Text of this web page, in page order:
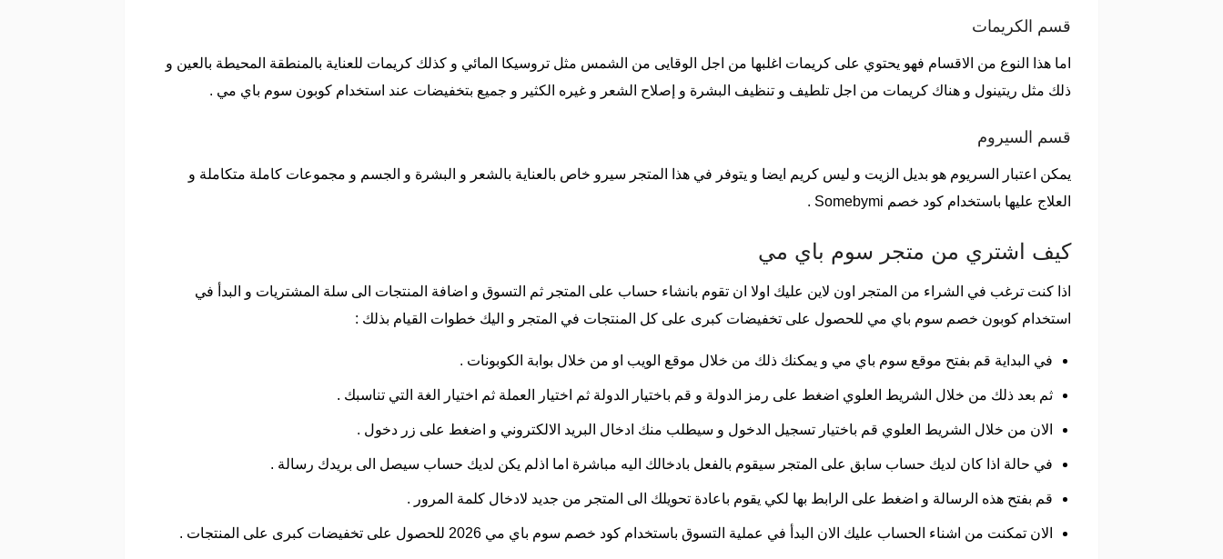
قسم الكريمات
اما هذا النوع من الاقسام فهو يحتوي على كريمات اغلبها من اجل الوقايى من الشمس مثل تروسيكا المائي و كذلك كريمات للعناية بالمنطقة المحيطة بالعين و
ذلك مثل ريتينول و هناك كريمات من اجل تلطيف و تنظيف البشرة و إصلاح الشعر و غيره الكثير و جميع بتخفيضات عند استخدام كوبون سوم باي مي .
قسم السيروم
يمكن اعتبار السريوم هو بديل الزيت و ليس كريم ايضا و يتوفر في هذا المتجر سيرو خاص بالعناية بالشعر و البشرة و الجسم و مجموعات كاملة متكاملة و
العلاج عليها باستخدام كود خصم Somebymi .
كيف اشتري من متجر سوم باي مي
اذا كنت ترغب في الشراء من المتجر اون لاين عليك اولا ان تقوم بانشاء حساب على المتجر ثم التسوق و اضافة المنتجات الى سلة المشتريات و البدأ في
استخدام كوبون خصم سوم باي مي للحصول على تخفيضات كبرى على كل المنتجات في المتجر و اليك خطوات القيام بذلك :
في البداية قم بفتح موقع سوم باي مي و يمكنك ذلك من خلال موقع الويب او من خلال بوابة الكوبونات .
ثم بعد ذلك من خلال الشريط العلوي اضغط على رمز الدولة و قم باختيار الدولة ثم اختيار العملة ثم اختيار الغة التي تناسبك .
الان من خلال الشريط العلوي قم باختيار تسجيل الدخول و سيطلب منك ادخال البريد الالكتروني و اضغط على زر دخول .
في حالة اذا كان لديك حساب سابق على المتجر سيقوم بالفعل بادخالك اليه مباشرة اما اذلم يكن لديك حساب سيصل الى بريدك رسالة .
قم بفتح هذه الرسالة و اضغط على الرابط بها لكي يقوم باعادة تحويلك الى المتجر من جديد لادخال كلمة المرور .
الان تمكنت من اشناء الحساب عليك الان البدأ في عملية التسوق باستخدام كود خصم سوم باي مي 2026 للحصول على تخفيضات كبرى على المنتجات .